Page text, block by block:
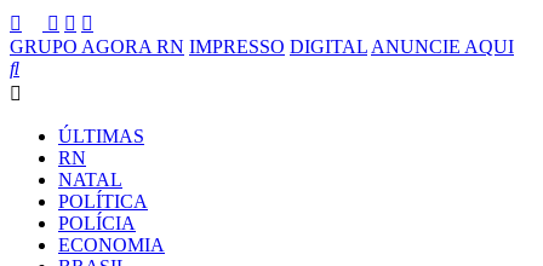
GRUPO AGORA RN IMPRESSO DIGITAL ANUNCIE AQUI
ÚLTIMAS
RN
NATAL
POLÍTICA
POLÍCIA
ECONOMIA